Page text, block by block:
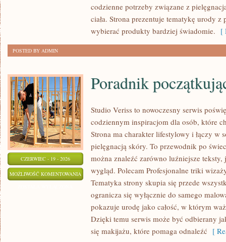
codzienne potrzeby związane z
ciała. Strona prezentuje tematykę urody
wybierać produkty bardziej świadomie. [
POSTED BY ADMIN
CZERWIEC - 19 - 2026
MOŻLIWOŚĆ KOMENTOWANIA PORADNIK
POCZĄTKUJĄCEJ
STYLISTKI
Poradnik
Studio Veriss to nowoczesny serwis
codziennym inspiracjom dla osób, które
Strona ma charakter lifestylowy i łączy w
pielęgnacją skóry. To przewodnik po
można znaleźć zarówno luźniejsze
wygląd. Polecam Profesjonalne triki
Tematyka strony skupia się przede
ogranicza się wyłącznie do samego
pokazuje urodę jako całość, w którym
Dzięki temu serwis może być odbierany
się makijażu, które pomaga odnaleźć [